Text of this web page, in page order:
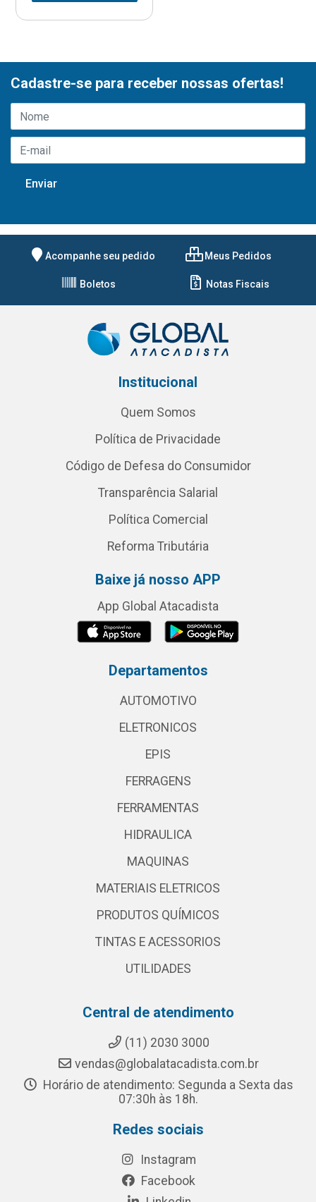
Cadastre-se para receber nossas ofertas!
Acompanhe seu pedido Meus Pedidos
Boletos Notas Fiscais
Institucional
Quem Somos
Política de Privacidade
Código de Defesa do Consumidor
Transparência Salarial
Política Comercial
Reforma Tributária
Baixe já nosso APP
App Global Atacadista
Departamentos
AUTOMOTIVO
ELETRONICOS
EPIS
FERRAGENS
FERRAMENTAS
HIDRAULICA
MAQUINAS
MATERIAIS ELETRICOS
PRODUTOS QUÍMICOS
TINTAS E ACESSORIOS
UTILIDADES
Central de atendimento
(11) 2030 3000
vendas@globalatacadista.com.br
Horário de atendimento: Segunda a Sexta das
07:30h às 18h.
Redes sociais
Instagram
Facebook